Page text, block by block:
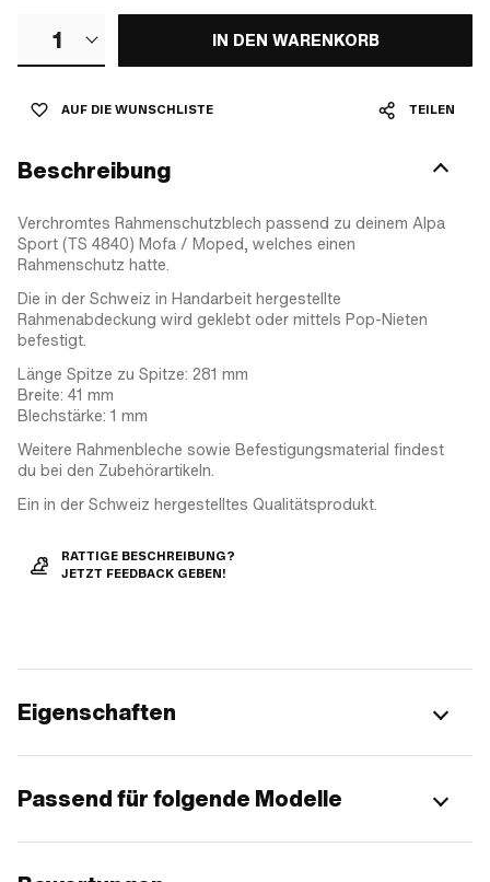
1 IN DEN WARENKORB
AUF DIE WUNSCHLISTE TEILEN
Beschreibung
Verchromtes Rahmenschutzblech passend zu deinem Alpa
Sport (TS 4840) Mofa / Moped, welches einen
Rahmenschutz hatte.
Die in der Schweiz in Handarbeit hergestellte
Rahmenabdeckung wird geklebt oder mittels Pop-Nieten
befestigt.
Länge Spitze zu Spitze: 281 mm
Breite: 41 mm
Blechstärke: 1 mm
Weitere Rahmenbleche sowie Befestigungsmaterial findest
du bei den Zubehörartikeln.
Ein in der Schweiz hergestelltes Qualitätsprodukt.
RATTIGE BESCHREIBUNG?
JETZT FEEDBACK GEBEN!
Eigenschaften
Passend für folgende Modelle